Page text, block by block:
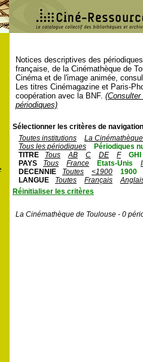
Notices descriptives des
française, de la Cinémathèque de
Cinéma et de l'image animée,
Les titres Cinémagazine et Paris-
coopération avec la BNF.
périodiques)
Sélectionner les critères de
Toutes institutions
La
Tous les périodiques
Périodiques
TITRE
Tous AB C DE F
GHI
PAYS
Tous France Etats-Unis
DECENNIE
Toutes <1900
1900
LANGUE
Toutes Français
Réinitialiser les critères
La Cinémathèque de Toulouse - 0